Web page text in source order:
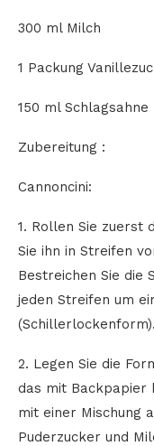
300 ml Milch
1 Packung
150 ml Schlagsahne
Zubereitung :
Cannoncini:
1. Rollen Sie zuerst
Sie ihn in Streifen
Bestreichen Sie die
jeden Streifen um
(Schillerlockenform).
2. Legen Sie die
das mit Backpapier
mit einer Mischung
Puderzucker und